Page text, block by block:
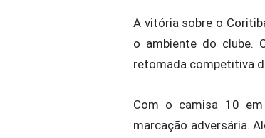
A vitória sobre o
o ambiente do clube.
retomada competitiva
Com o camisa 10
marcação adversária.